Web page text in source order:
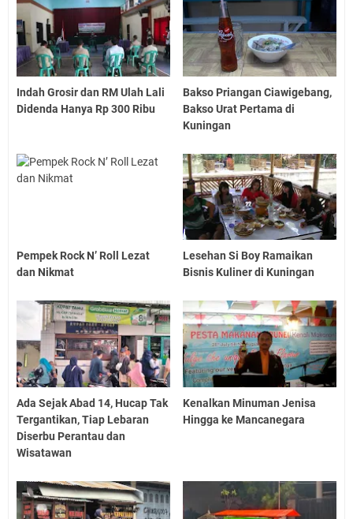
Indah Grosir dan RM Ulah Lali
Didenda Hanya Rp 300 Ribu
Bakso Priangan Ciawigebang,
Bakso Urat Pertama di
Kuningan
Pempek Rock N’ Roll Lezat
dan Nikmat
Lesehan Si Boy Ramaikan
Bisnis Kuliner di Kuningan
Ada Sejak Abad 14, Hucap Tak
Tergantikan, Tiap Lebaran
Diserbu Perantau dan
Wisatawan
Kenalkan Minuman Jenisa
Hingga ke Mancanegara